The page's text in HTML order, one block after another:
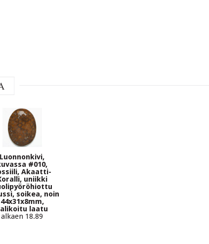
Luonnonkivi,
#010,
Akaatti-
uniikki
soikea, noin
44x31x8mm,
laatu
alkaen 18.89